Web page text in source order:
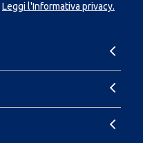
Leggi l'Informativa privacy.